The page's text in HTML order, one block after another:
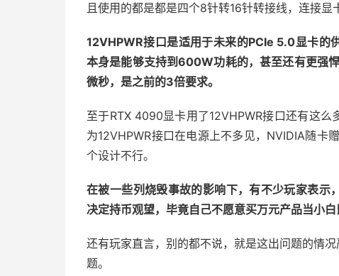
且使用的都是都是四个8针转16针转接线，连接显
12VHPWR接口是适用于未来的PCIe 5.0显卡的
本身是能够支持到600W功耗的，甚至还有更强
微秒，是之前的3倍要求。
至于RTX 4090显卡用了12VHPWR接口还有这
为12VHPWR接口在电源上不多见，NVIDIA随卡
个设计不行。
在被一些列烧毁事故的影响下，有不少玩家表
决定持币观望，毕竟自己不愿意买万元产品当小白
还有玩家直言，别的都不说，就是这出问题的情
题。